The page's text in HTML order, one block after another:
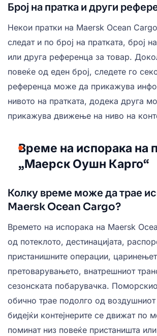
Број на пратка и други
Некои пратки на Maersk Ocean
следат и по број на пратката, број
или друга референца за товар.
повеќе од еден број, следете го
референца може да прикажува
нивото на пратката, додека друга
прикажува движење на ниво на
Време на испорака на
„Маерск Оушн Карго“
Колку време може да трае
Maersk Ocean Cargo?
Времето на испорака на Maersk
од потеклото, дестинацијата,
пристанишните операции,
претоварувањето, внатрешниот
сезонската побарувачка.
обично трае подолго од воздушниот
бидејќи контејнерите се движат по
поминат низ повеќе пристаништа